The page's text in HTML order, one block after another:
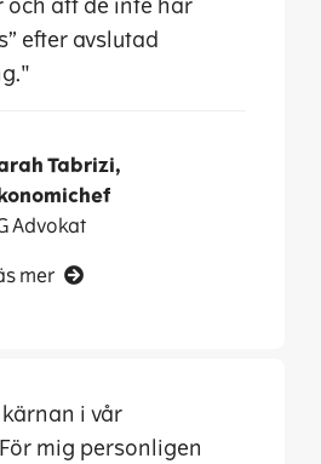
att de inte har
efter avslutad
Tabrizi,
Advokat
mer
kärnan i vår
mig personligen